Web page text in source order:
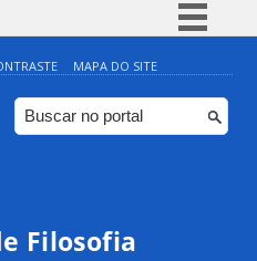
Simplifique!
Comunica BR
Participe
Canais
MAPA DO SITE
Filosofia